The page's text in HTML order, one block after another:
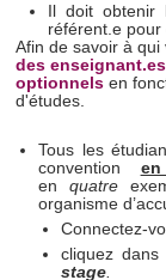
Il doit obtenir
référent.e pour
Afin de savoir à
des
optionnels en
d'études.
Tous les
convention
enquatre
organisme
Connectez-
cliquez
stage